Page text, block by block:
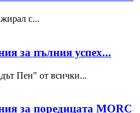
с...
за пълния успех...
Пен" от всички...
за поредицата MORC